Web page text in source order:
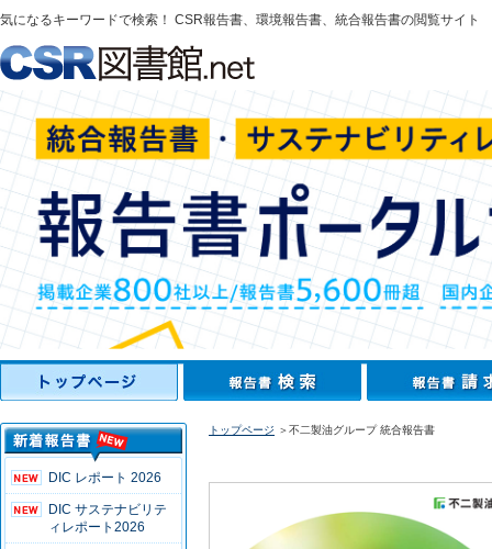
気になるキーワードで検索！ CSR報告書、環境報告書、統合報告書の閲覧サイト
DIC レポート 2026
DIC サステナビリテ
ィレポート2026
トップページ ＞不二製油グループ 統合報告書